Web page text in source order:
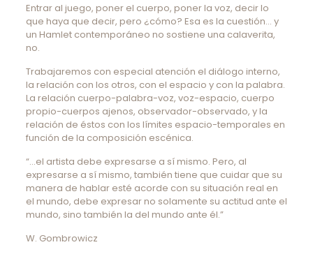
Entrar al juego, poner el cuerpo, poner la voz, decir lo
que haya que decir, pero ¿cómo? Esa es la cuestión… y
un Hamlet contemporáneo no sostiene una calaverita,
no.
Trabajaremos con especial atención el diálogo interno,
la relación con los otros, con el espacio y con la palabra.
La relación cuerpo-palabra-voz, voz-espacio, cuerpo
propio-cuerpos ajenos, observador-observado, y la
relación de éstos con los límites espacio-temporales en
función de la composición escénica.
“…el artista debe expresarse a sí mismo. Pero, al
expresarse a sí mismo, también tiene que cuidar que su
manera de hablar esté acorde con su situación real en
el mundo, debe expresar no solamente su actitud ante el
mundo, sino también la del mundo ante él.”
W. Gombrowicz